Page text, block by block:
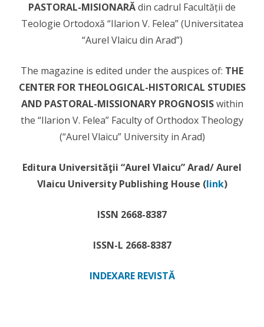
PASTORAL-MISIONARĂdin cadrul Facultății de
Teologie Ortodoxă “Ilarion V. Felea” (Universitatea
“Aurel Vlaicu din Arad”)
The magazine is edited under the auspices of: THE
CENTER FOR THEOLOGICAL-HISTORICAL STUDIES
AND PASTORAL-MISSIONARY PROGNOSISwithin
the “Ilarion V. Felea” Faculty of Orthodox Theology
(“Aurel Vlaicu” University in Arad)
Editura Universităţii “Aurel Vlaicu” Arad/ Aurel
Vlaicu University Publishing House (link)
ISSN 2668-8387
ISSN-L 2668-8387
INDEXARE REVISTĂ